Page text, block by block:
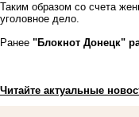
Таким образом со счета
уголовное дело.
Ранее "Блокнот Донецк"
Читайте актуальные